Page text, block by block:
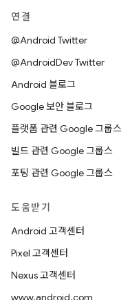
연결
@Android Twitter
@AndroidDev Twitter
Android 블로그
Google 보안 블로그
플랫폼 관련 Google 그룹스
빌드 관련 Google 그룹스
포팅 관련 Google 그룹스
도움받기
Android 고객센터
Pixel 고객센터
Nexus 고객센터
www.android.com